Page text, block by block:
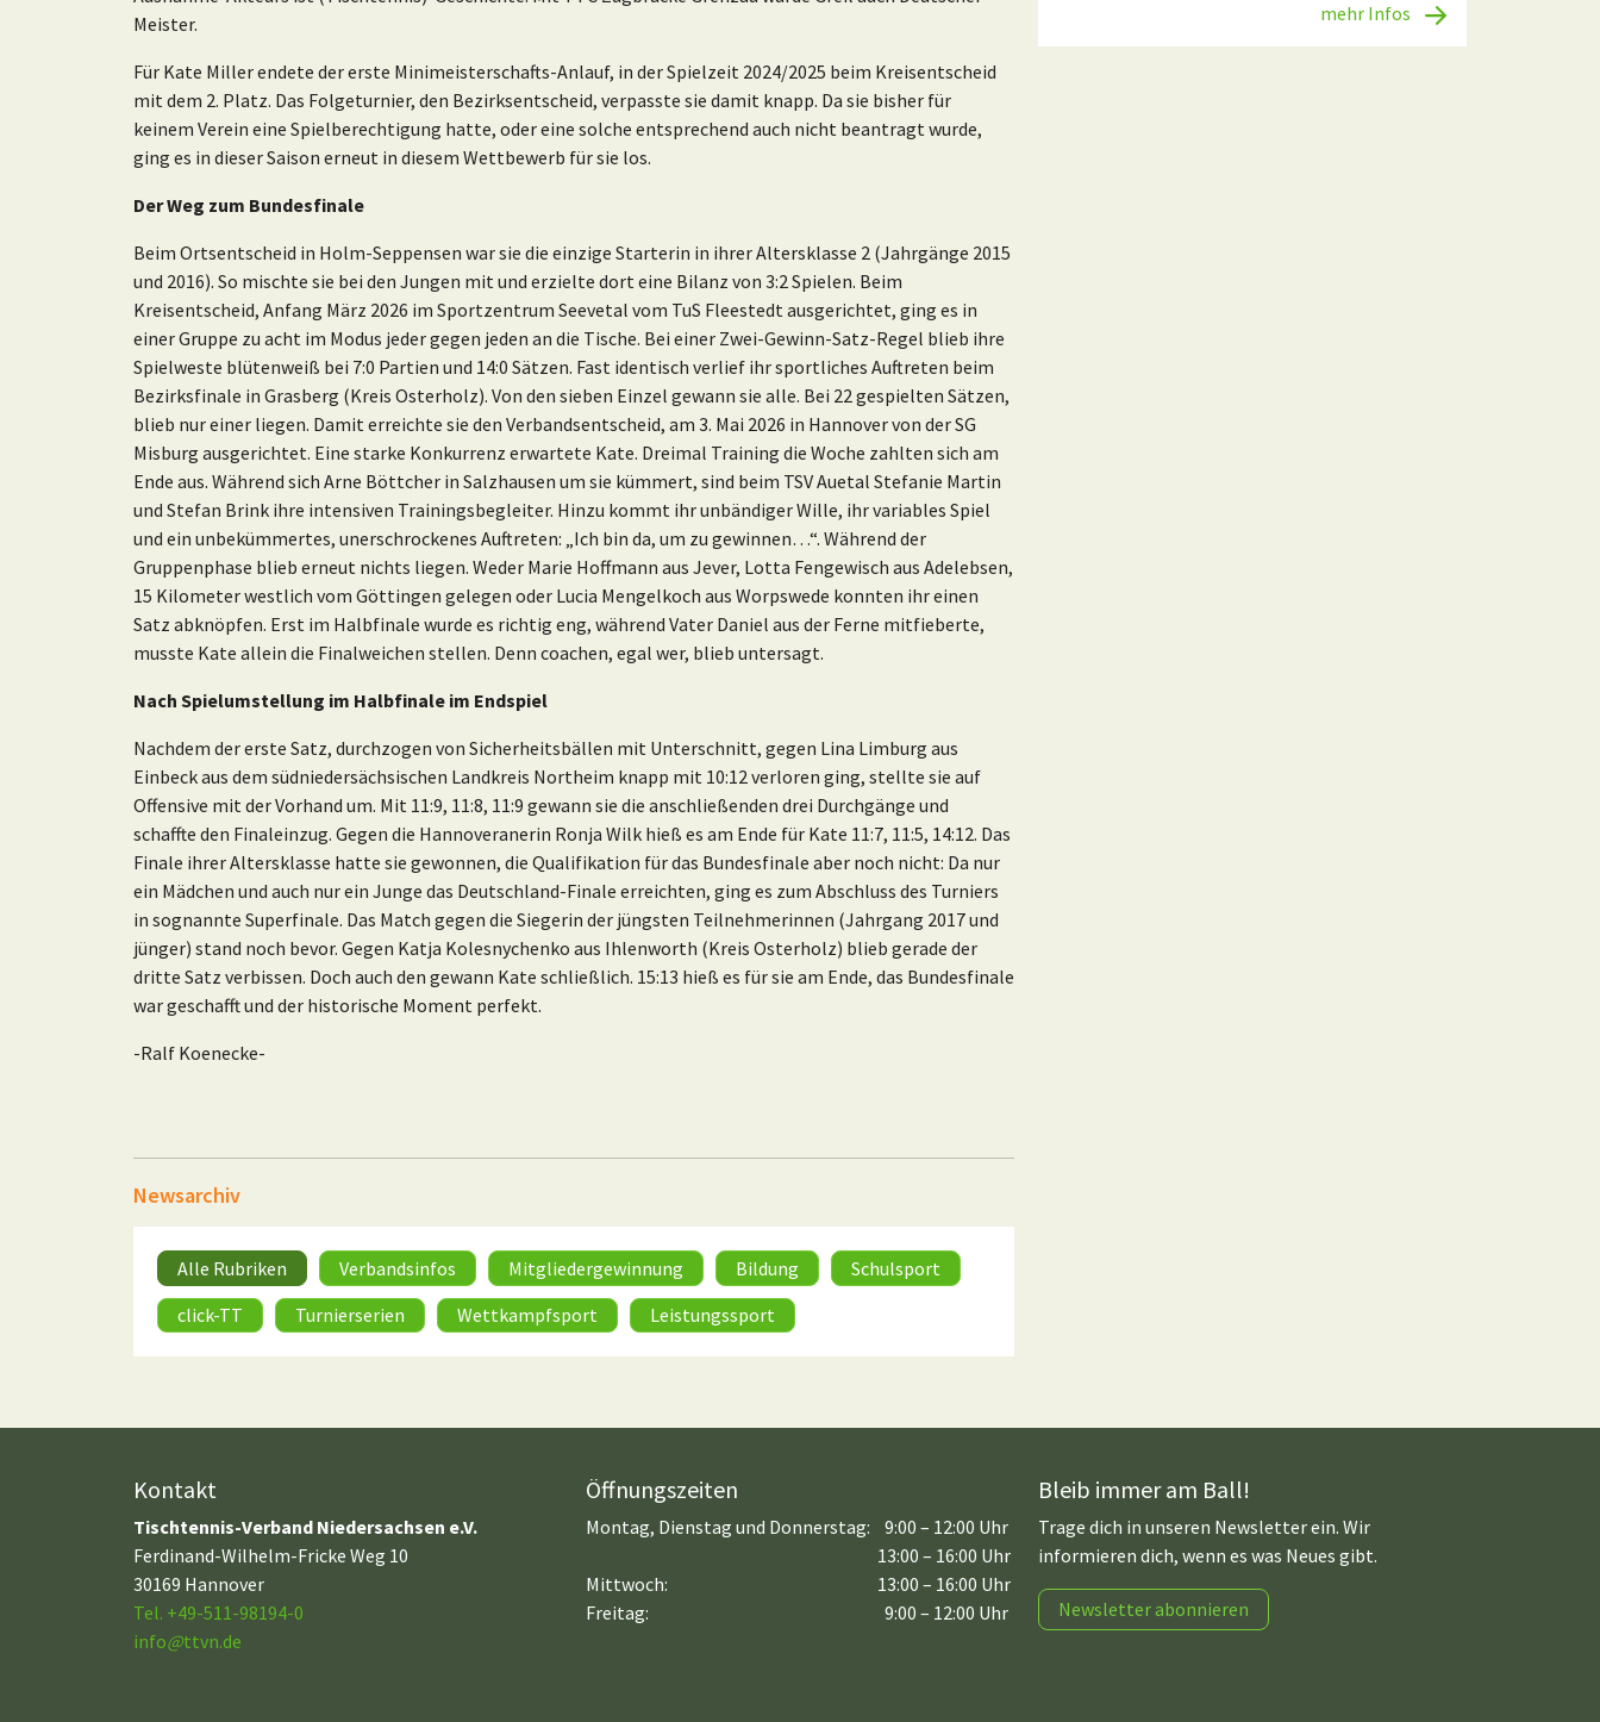
Meister.
Für Kate Miller endete der erste Minimeisterschafts-Anlauf, in der Spielzeit 2024/2025 beim Kreisentscheid
mit dem 2. Platz. Das Folgeturnier, den Bezirksentscheid, verpasste sie damit knapp. Da sie bisher für
keinem Verein eine Spielberechtigung hatte, oder eine solche entsprechend auch nicht beantragt wurde,
ging es in dieser Saison erneut in diesem Wettbewerb für sie los.
Der Weg zum Bundesfinale
Beim Ortsentscheid in Holm-Seppensen war sie die einzige Starterin in ihrer Altersklasse 2 (Jahrgänge 2015
und 2016). So mischte sie bei den Jungen mit und erzielte dort eine Bilanz von 3:2 Spielen. Beim
Kreisentscheid, Anfang März 2026 im Sportzentrum Seevetal vom TuS Fleestedt ausgerichtet, ging es in
einer Gruppe zu acht im Modus jeder gegen jeden an die Tische. Bei einer Zwei-Gewinn-Satz-Regel blieb ihre
Spielweste blütenweiß bei 7:0 Partien und 14:0 Sätzen. Fast identisch verlief ihr sportliches Auftreten beim
Bezirksfinale in Grasberg (Kreis Osterholz). Von den sieben Einzel gewann sie alle. Bei 22 gespielten Sätzen,
blieb nur einer liegen. Damit erreichte sie den Verbandsentscheid, am 3. Mai 2026 in Hannover von der SG
Misburg ausgerichtet. Eine starke Konkurrenz erwartete Kate. Dreimal Training die Woche zahlten sich am
Ende aus. Während sich Arne Böttcher in Salzhausen um sie kümmert, sind beim TSV Auetal Stefanie Martin
und Stefan Brink ihre intensiven Trainingsbegleiter. Hinzu kommt ihr unbändiger Wille, ihr variables Spiel
und ein unbekümmertes, unerschrockenes Auftreten: „Ich bin da, um zu gewinnen…“. Während der
Gruppenphase blieb erneut nichts liegen. Weder Marie Hoffmann aus Jever, Lotta Fengewisch aus Adelebsen,
15 Kilometer westlich vom Göttingen gelegen oder Lucia Mengelkoch aus Worpswede konnten ihr einen
Satz abknöpfen. Erst im Halbfinale wurde es richtig eng, während Vater Daniel aus der Ferne mitfieberte,
musste Kate allein die Finalweichen stellen. Denn coachen, egal wer, blieb untersagt.
Nach Spielumstellung im Halbfinale im Endspiel
Nachdem der erste Satz, durchzogen von Sicherheitsbällen mit Unterschnitt, gegen Lina Limburg aus
Einbeck aus dem südniedersächsischen Landkreis Northeim knapp mit 10:12 verloren ging, stellte sie auf
Offensive mit der Vorhand um. Mit 11:9, 11:8, 11:9 gewann sie die anschließenden drei Durchgänge und
schaffte den Finaleinzug. Gegen die Hannoveranerin Ronja Wilk hieß es am Ende für Kate 11:7, 11:5, 14:12. Das
Finale ihrer Altersklasse hatte sie gewonnen, die Qualifikation für das Bundesfinale aber noch nicht: Da nur
ein Mädchen und auch nur ein Junge das Deutschland-Finale erreichten, ging es zum Abschluss des Turniers
in sognannte Superfinale. Das Match gegen die Siegerin der jüngsten Teilnehmerinnen (Jahrgang 2017 und
jünger) stand noch bevor. Gegen Katja Kolesnychenko aus Ihlenworth (Kreis Osterholz) blieb gerade der
dritte Satz verbissen. Doch auch den gewann Kate schließlich. 15:13 hieß es für sie am Ende, das Bundesfinale
war geschafft und der historische Moment perfekt.
-Ralf Koenecke-
mehr Infos
Newsarchiv
Alle Rubriken Verbandsinfos Mitgliedergewinnung Bildung
Schulsport
click-TT
Turnierserien Wettkampfsport Leistungssport
Kontakt
Tischtennis-Verband Niedersachsen e.V.
Ferdinand-Wilhelm-Fricke Weg 10
30169 Hannover
Tel. +49-511-98194-0
info@ttvn.de
Öffnungszeiten
Montag, Dienstag und Donnerstag:
9:00 – 12:00 Uhr
13:00 – 16:00 Uhr
Mittwoch:
Freitag:
13:00 – 16:00 Uhr
9:00 – 12:00 Uhr
Bleib immer am Ball!
Trage dich in unseren Newsletter ein. Wir
informieren dich, wenn es was Neues gibt.
Newsletter abonnieren